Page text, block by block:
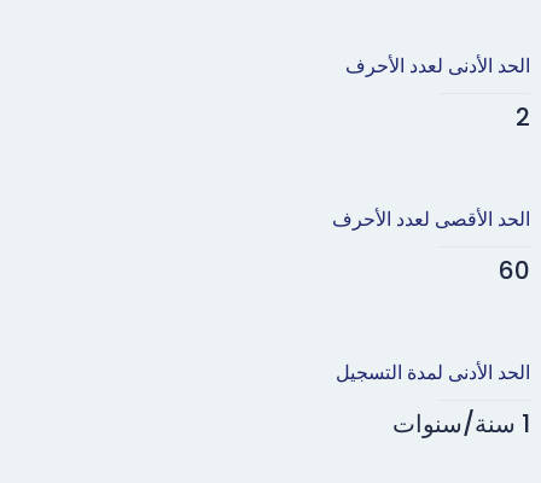
الحد الأدنى لعدد الأحرف
2
الحد الأقصى لعدد الأحرف
60
الحد الأدنى لمدة التسجيل
1 سنة/سنوات